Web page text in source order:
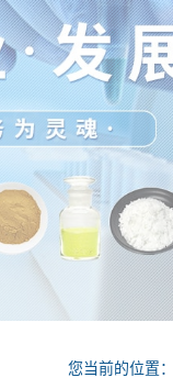
您当前的位置：